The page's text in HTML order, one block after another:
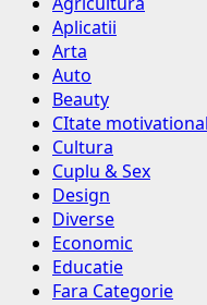
Aplicatii
Arta
Auto
Beauty
CItate
Cultura
Cuplu & Sex
Design
Diverse
Economic
Educatie
Fara Categorie